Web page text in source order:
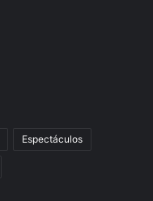
Espectáculos